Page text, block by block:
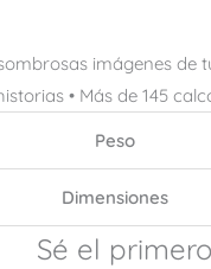
imágenes de
• Más de 145
Peso
Dimensiones
Sé el